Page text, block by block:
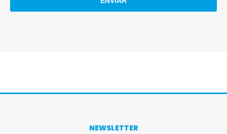
NEWSLETTER